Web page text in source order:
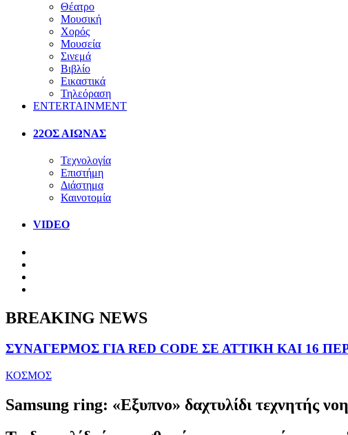
Θέατρο
Μουσική
Χορός
Μουσεία
Σινεμά
Βιβλίο
Εικαστικά
Τηλεόραση
ENTERTAINMENT
22ΟΣ ΑΙΩΝΑΣ
Τεχνολογία
Επιστήμη
Διάστημα
Καινοτομία
VIDEO
BREAKING NEWS
ΣΥΝΑΓΕΡΜΟΣ ΓΙΑ RED CODE ΣΕ ΑΤΤΙΚΗ ΚΑΙ 16
ΚΟΣΜΟΣ
Samsung ring: «Eξυπνο» δαχτυλίδι τεχνητής